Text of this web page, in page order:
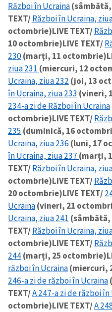
Război în Ucraina
TEXT/Război în Ucraina,
octombrie)LIVE TEXT/
10 octombrie)LIVE TEXT/
230(marți, 11 octombrie)
ziua 231 (miercuri, 12
Ucraina, ziua 232 (joi, 13
în Ucraina, ziua 233 (vineri,
234-a zi de Război în Ucraina
octombrie)LIVE TEXT/
235 (duminică, 16
Ucraina, ziua 236 (luni, 17
în Ucraina, ziua 237 (marți,
TEXT/Război în Ucraina,
octombrie)LIVE TEXT/
20 octombrie)LIVE TEXT/
Ucraina(vineri, 21
Ucraina, ziua 241
TEXT/Război în Ucraina,
octombrie)LIVE TEXT/
244(marți, 25 octombrie)
război în Ucraina(miercuri,
246-a zi de război în Ucraina
TEXT/A 247-a zi de război în
octombrie)LIVE TEXT/A